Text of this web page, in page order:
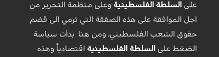
على السلطة الفلسطينية وعلى منظمة التحرير من
اجل الموافقة على هذه الصفقة التي ترمي الى قضم
حقوق الشعب الفلسطيني، ومن هنا بدأت سياسة
الضغط على السلطة الفلسطينية اقتصادياً وهذه